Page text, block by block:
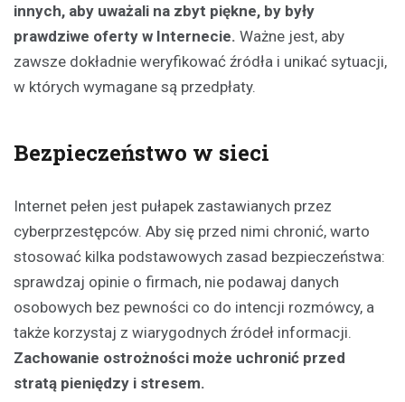
innych, aby uważali na zbyt piękne, by były
prawdziwe oferty w Internecie. Ważne jest, aby
zawsze dokładnie weryfikować źródła i unikać sytuacji,
w których wymagane są przedpłaty.
Bezpieczeństwo w sieci
Internet pełen jest pułapek zastawianych przez
cyberprzestępców. Aby się przed nimi chronić, warto
stosować kilka podstawowych zasad bezpieczeństwa:
sprawdzaj opinie o firmach, nie podawaj danych
osobowych bez pewności co do intencji rozmówcy, a
także korzystaj z wiarygodnych źródeł informacji.
Zachowanie ostrożności może uchronić przed
stratą pieniędzy i stresem.